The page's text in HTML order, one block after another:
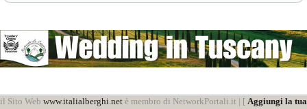
il Sito Web www.italialberghi.net è membro di NetworkPortali.it | [ Aggiungi la tua